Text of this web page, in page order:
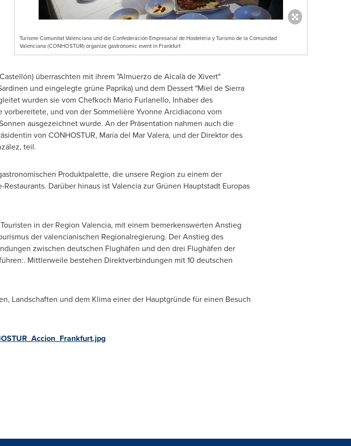
Turisme Comunitat Valenciana und die Confederación Empresarial de Hostelería y Turismo de la Comunidad
Valenciana (CONHOSTUR) organize gastronomic event in Frankfurt
überraschten mit ihrem "Almuerzo de Alcalà de Xivert"
und eingelegte grüne Paprika) und dem Dessert "Miel de Sierra
wurden sie vom Chefkoch Mario Furlanello, Inhaber des
vorbereitete, und von der SommelièreYvonne Arcidiaconovom
ausgezeichnet wurde. An der Präsentation nahmen auch die
von CONHOSTUR, María del Mar Valera, und der Direktor des
teil.
Produktpalette, die unsere Region zu einem der
Darüber hinaus istValenciazur Grünen Hauptstadt Europas
in der Region Valencia, mit einem bemerkenswerten Anstieg
der valencianischen Regionalregierung. Der Anstieg des
zwischen deutschen Flughäfen und den drei Flughäfen der
Mittlerweile bestehen Direktverbindungen mit 10 deutschen
Landschaften und dem Klima einer der Hauptgründe für einen Besuch